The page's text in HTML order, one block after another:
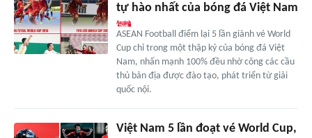
tự hào nhất của bóng đá Việt Nam
ASEAN Football điểm lại 5 lần giành vé World
Cup chỉ trong một thập kỷ của bóng đá Việt
Nam, nhấn mạnh 100% đều nhờ công các cầu
thủ bản địa được đào tạo, phát triển từ giải
quốc nội.
Việt Nam 5 lần đoạt vé World Cup,